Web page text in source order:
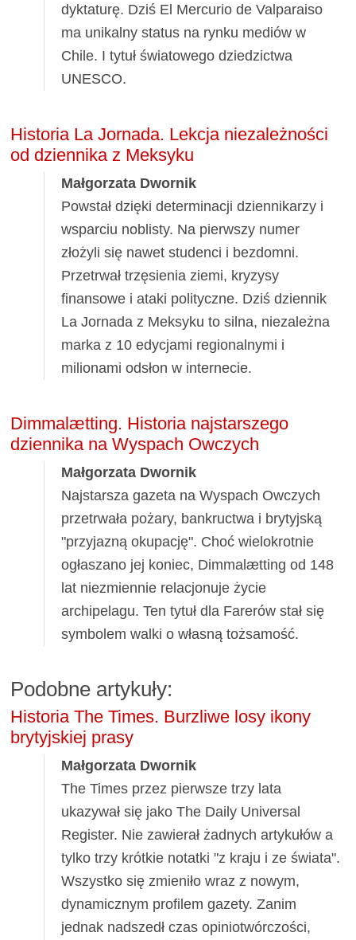
dyktaturę. Dziś El Mercurio de Valparaiso
ma unikalny status na rynku mediów w
Chile. I tytuł światowego dziedzictwa
UNESCO.
Historia La Jornada. Lekcja niezależności
od dziennika z Meksyku
Małgorzata Dwornik
Powstał dzięki determinacji dziennikarzy i
wsparciu noblisty. Na pierwszy numer
złożyli się nawet studenci i bezdomni.
Przetrwał trzęsienia ziemi, kryzysy
finansowe i ataki polityczne. Dziś dziennik
La Jornada z Meksyku to silna, niezależna
marka z 10 edycjami regionalnymi i
milionami odsłon w internecie.
Dimmalætting. Historia najstarszego
dziennika na Wyspach Owczych
Małgorzata Dwornik
Najstarsza gazeta na Wyspach Owczych
przetrwała pożary, bankructwa i brytyjską
"przyjazną okupację". Choć wielokrotnie
ogłaszano jej koniec, Dimmalætting od 148
lat niezmiennie relacjonuje życie
archipelagu. Ten tytuł dla Farerów stał się
symbolem walki o własną tożsamość.
Podobne artykuły:
Historia The Times. Burzliwe losy ikony
brytyjskiej prasy
Małgorzata Dwornik
The Times przez pierwsze trzy lata
ukazywał się jako The Daily Universal
Register. Nie zawierał żadnych artykułów a
tylko trzy krótkie notatki "z kraju i ze świata".
Wszystko się zmieniło wraz z nowym,
dynamicznym profilem gazety. Zanim
jednak nadszedł czas opiniotwórczości,